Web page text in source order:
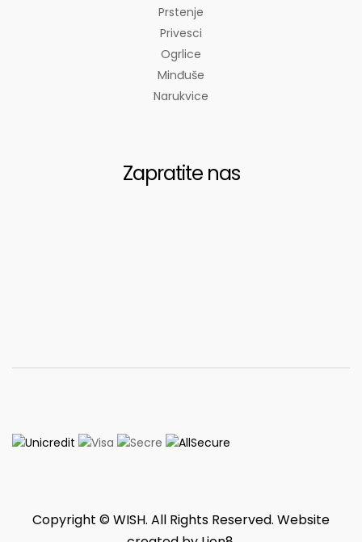
Prstenje
Privesci
Ogrlice
Minđuše
Narukvice
Zapratite nas
Copyright © WISH. All Rights Reserved. Website